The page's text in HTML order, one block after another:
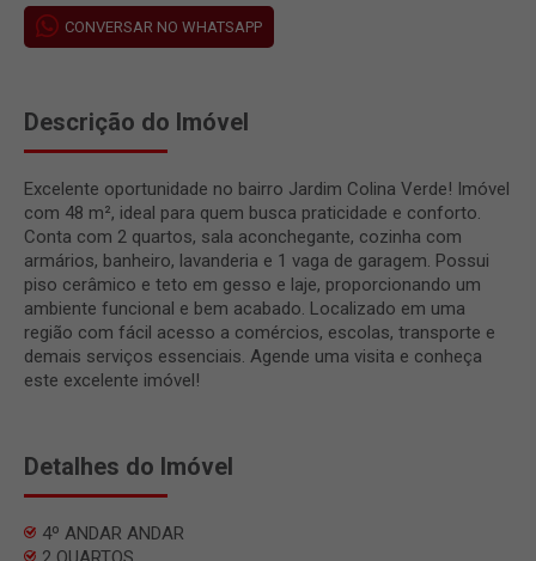
CONVERSAR NO WHATSAPP
Descrição do Imóvel
Excelente oportunidade no bairro Jardim Colina Verde! Imóvel
com 48 m², ideal para quem busca praticidade e conforto.
Conta com 2 quartos, sala aconchegante, cozinha com
armários, banheiro, lavanderia e 1 vaga de garagem. Possui
piso cerâmico e teto em gesso e laje, proporcionando um
ambiente funcional e bem acabado. Localizado em uma
região com fácil acesso a comércios, escolas, transporte e
demais serviços essenciais. Agende uma visita e conheça
este excelente imóvel!
Detalhes do Imóvel
4º ANDAR ANDAR